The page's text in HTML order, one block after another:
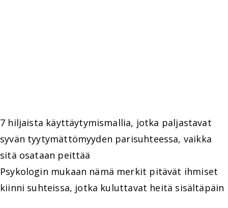
7 hiljaista käyttäytymismallia, jotka paljastavat
syvän tyytymättömyyden parisuhteessa, vaikka
sitä osataan peittää
Psykologin mukaan nämä merkit pitävät ihmiset
kiinni suhteissa, jotka kuluttavat heitä sisältäpäin